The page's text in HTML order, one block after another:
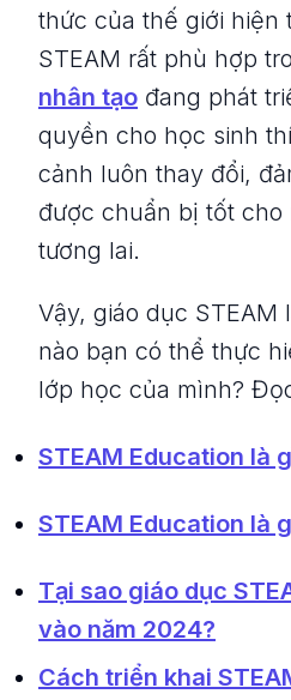
thức của thế giới hiện
STEAM rất phù hợp
nhân tạo đang phát
quyền cho học sinh
cảnh luôn thay đổi,
được chuẩn bị tốt cho
tương lai.
Vậy, giáo dục STEAM
nào bạn có thể thực
lớp học của mình?
STEAM Education là
STEAM Education là
Tại sao giáo dục
vào năm 2024?
Cách triển khai